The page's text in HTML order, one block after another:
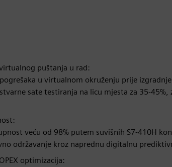
puštanja u rad:
u virtualnom okruženju prije
sate testiranja na licu mjesta za 35-45%,
veću od 98% putem suvišnih S7-410H
održavanje kroz naprednu digitalnu
optimizacija: